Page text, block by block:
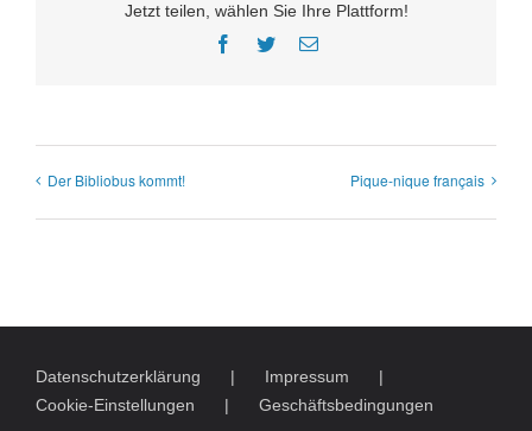
Jetzt teilen, wählen Sie Ihre Plattform!
Facebook
TwitterE-
Der Bibliobus kommt! Pique-nique français
Datenschutzerklärung
Impressum
Cookie-Einstellungen
Geschäftsbedingungen